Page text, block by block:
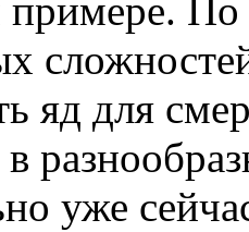
По
яд для
уже